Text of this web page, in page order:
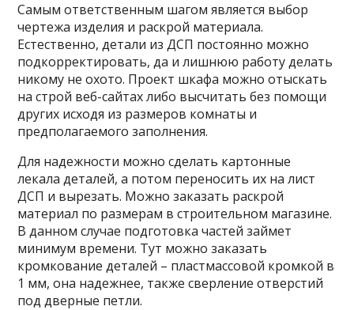
Самым ответственным шагом является выбор
чертежа изделия и раскрой материала.
Естественно, детали из ДСП постоянно можно
подкорректировать, да и лишнюю работу делать
никому не охото. Проект шкафа можно отыскать
на строй веб-сайтах либо высчитать без помощи
других исходя из размеров комнаты и
предполагаемого заполнения.
Для надежности можно сделать картонные
лекала деталей, а потом переносить их на лист
ДСП и вырезать. Можно заказать раскрой
материал по размерам в строительном магазине.
В данном случае подготовка частей займет
минимум времени. Тут можно заказать
кромкование деталей – пластмассовой кромкой в
1 мм, она надежнее, также сверление отверстий
под дверные петли.